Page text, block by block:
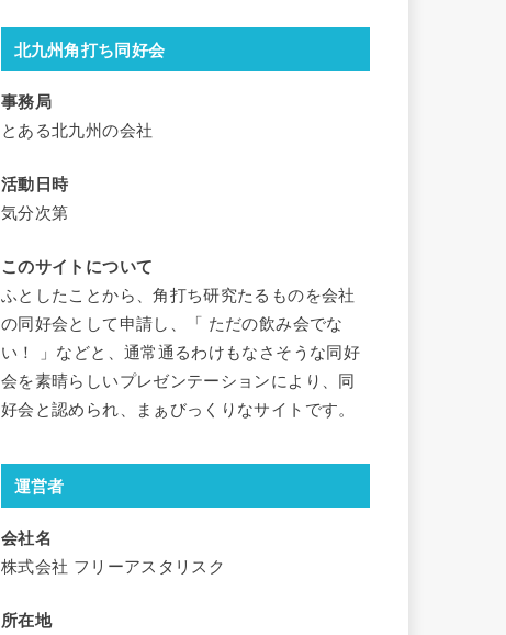
北九州角打ち同好会
事務局
とある北九州の会社
活動日時
気分次第
このサイトについて
ふとしたことから、角打ち研究たるものを会社
の同好会として申請し、「 ただの飲み会でな
い！ 」などと、通常通るわけもなさそうな同好
会を素晴らしいプレゼンテーションにより、同
好会と認められ、まぁびっくりなサイトです。
運営者
会社名
株式会社 フリーアスタリスク
所在地